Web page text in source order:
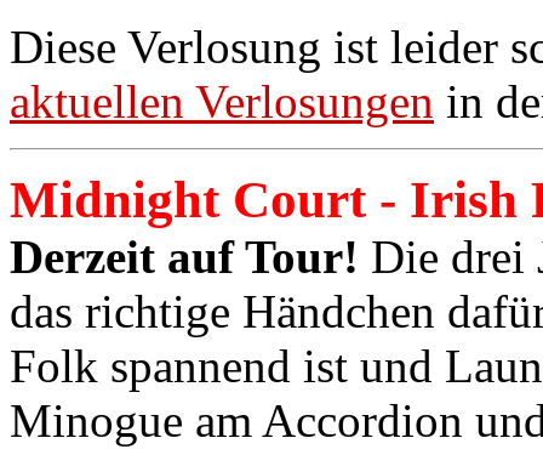
Diese Verlosung ist leider
aktuellen Verlosungen in
Midnight Court - Irish
Derzeit auf Tour! Die drei
das richtige Händchen
Folk spannend ist und
Minogue am Accordion